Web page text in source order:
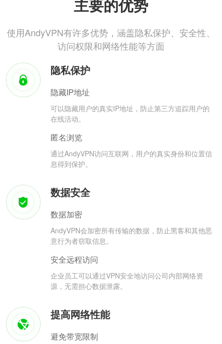
主要的优势
使用AndyVPN有许多优势，涵盖隐私保护、安全性、
访问权限和网络性能等方面
隐私保护
隐藏IP地址
可以隐藏用户的真实IP地址，防止第三方追踪用户的
在线活动。
匿名浏览
通过AndyVPN访问互联网，用户的真实身份和位置信
息得到保护。
数据安全
数据加密
AndyVPN会加密所有传输的数据，防止黑客和其他恶
意行为者窃取信息。
安全远程访问
企业员工可以通过VPN安全地访问公司内部网络资
源，无需担心数据泄露。
提高网络性能
避免带宽限制